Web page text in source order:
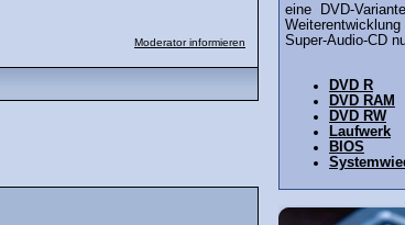
Moderator informieren
eine DVD-
Super-Audio-CD
DVD R
DVD RAM
DVD RW
Laufwerk
BIOS